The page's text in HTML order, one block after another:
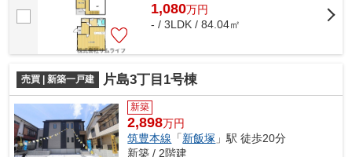
1,080万円
- / 3LDK / 84.04㎡
売買 | 新築一戸建 片島3丁目1号棟
新築
2,898万円
筑豊本線 「新飯塚 」駅 徒歩20分
新築 / 2階建